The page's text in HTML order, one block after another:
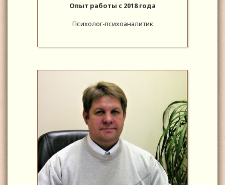
Опыт работы с 2018 года
Психолог-психоаналитик